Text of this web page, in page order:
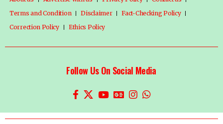
Terms and Condition
Disclaimer
Fact-Checking Policy
Correction Policy
Ethics Policy
Follow Us On Social Media